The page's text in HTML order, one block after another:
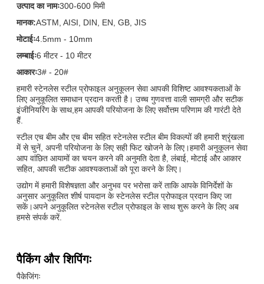
उत्पाद का नामः300-600 मिमी
मानक:ASTM, AISI, DIN, EN, GB, JIS
मोटाईः4.5mm - 10mm
लम्बाईः6 मीटर - 10 मीटर
आकारः3# - 20#
हमारी स्टेनलेस स्टील प्रोफाइल अनुकूलन सेवा आपकी विशिष्ट आवश्यकताओं के
लिए अनुकूलित समाधान प्रदान करती है। उच्च गुणवत्ता वाली सामग्री और सटीक
इंजीनियरिंग के साथ,हम आपकी परियोजना के लिए सर्वोत्तम परिणाम की गारंटी देते
हैं.
स्टील एच बीम और एच बीम सहित स्टेनलेस स्टील बीम विकल्पों की हमारी श्रृंखला
में से चुनें, अपनी परियोजना के लिए सही फिट खोजने के लिए।हमारी अनुकूलन सेवा
आप वांछित आयामों का चयन करने की अनुमति देता है, लंबाई, मोटाई और आकार
सहित, आपकी सटीक आवश्यकताओं को पूरा करने के लिए।
उद्योग में हमारी विशेषज्ञता और अनुभव पर भरोसा करें ताकि आपके विनिर्देशों के
अनुसार अनुकूलित शीर्ष पायदान के स्टेनलेस स्टील प्रोफाइल प्रदान किए जा
सकें।अपने अनुकूलित स्टेनलेस स्टील प्रोफाइल के साथ शुरू करने के लिए अब
हमसे संपर्क करें.
पैकिंग और शिपिंगः
पैकेजिंगः